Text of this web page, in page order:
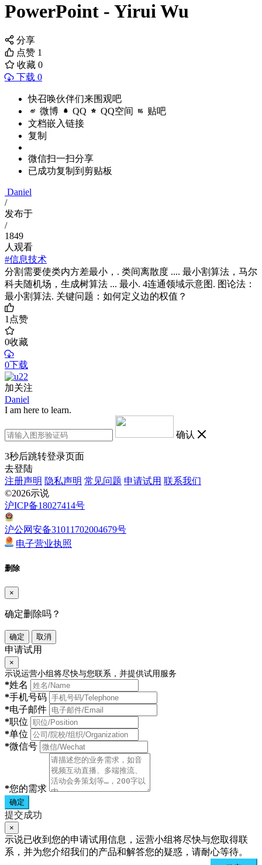
PowerPoint - Yirui Wu
分享
点赞 1
收藏 0
下载 0
快召唤伙伴们来围观吧
微博 QQ QQ空间 贴吧
文档嵌入链接
复制
微信扫一扫分享
已成功复制到剪贴板
Daniel
/
发布于
/
1849
人观看
#信息技术
分割需要使类内方差最小，. 类间离散度 .... 最小割算法，马尔
科夫随机场，生成树算法 ... 最小. 4连通领域示意图. 图论法：
最小割算法. 关键问题：如何定义边的权值？
1点赞
0收藏
0下载
加关注
Daniel
I am here to learn.
确认
3秒后跳转登录页面
去登陆
注册声明 隐私声明 常见问题 申请试用 联系我们
©2026示说
沪ICP备18027414号
沪公网安备31011702004679号
电子营业执照
删除
×
确定删除吗？
确定 取消
申请试用
×
示说运营小组将尽快与您联系，并提供试用服务
*姓名
*手机号码
*电子邮件
*职位
*单位
*微信号
*您的需求
确定
提交成功
×
示说已收到您的申请试用信息，运营小组将尽快与您取得联
系，并为您介绍我们的产品和解答您的疑惑，请耐心等待。